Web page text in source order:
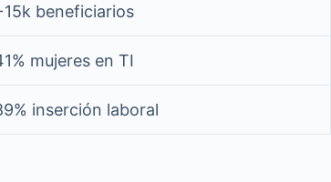
beneficiarios
mujeres en TI
inserción laboral